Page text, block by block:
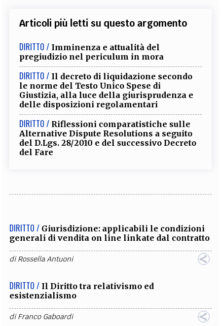
Articoli più letti su questo argomento
DIRITTO / Imminenza e attualità del
pregiudizio nel periculum in mora
DIRITTO / Il decreto di liquidazione secondo
le norme del Testo Unico Spese di
Giustizia, alla luce della giurisprudenza e
delle disposizioni regolamentari
DIRITTO / Riflessioni comparatistiche sulle
Alternative Dispute Resolutions a seguito
del D.Lgs. 28/2010 e del successivo Decreto
del Fare
DIRITTO / Giurisdizione: applicabili le condizioni
generali di vendita on line linkate dal contratto
diRossella Antuoni
DIRITTO / Il Diritto tra relativismo ed
esistenzialismo
diFranco Gaboardi